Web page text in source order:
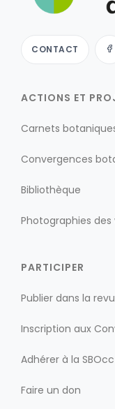
CONTACT
ACTIONS ET
Carnets
Convergences
Bibliothèque
Photographies des
PARTICIPER
Publier dans la
Inscription aux
Adhérer à la SBOcc
Faire un don